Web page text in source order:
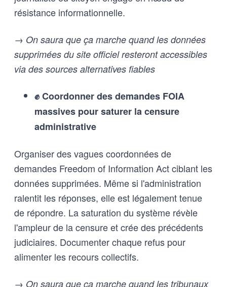
résistance informationnelle.
→ On saura que ça marche quand les données
supprimées du site officiel resteront accessibles
via des sources alternatives fiables
✊ Coordonner des demandes FOIA
massives pour saturer la censure
administrative
Organiser des vagues coordonnées de
demandes Freedom of Information Act ciblant les
données supprimées. Même si l'administration
ralentit les réponses, elle est légalement tenue
de répondre. La saturation du système révèle
l'ampleur de la censure et crée des précédents
judiciaires. Documenter chaque refus pour
alimenter les recours collectifs.
→ On saura que ça marche quand les tribunaux